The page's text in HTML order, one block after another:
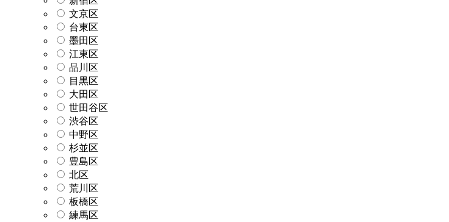
文京区
台東区
墨田区
江東区
品川区
目黒区
大田区
世田谷区
渋谷区
中野区
杉並区
豊島区
北区
荒川区
板橋区
練馬区